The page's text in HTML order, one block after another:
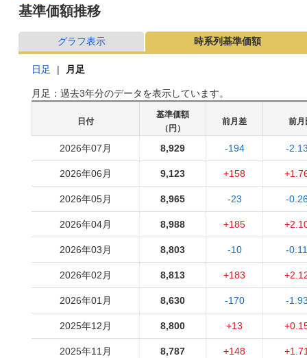
基準価額推移
グラフ表示 時系列基準価額
日足 | 月足
月足：過去3年分のデータを表示しています。
日付
基準価額
（円）
前月差 前月
2026年07月 8,929 -194 -
2026年06月 9,123 +158
2026年05月 8,965 -23 -
2026年04月 8,988 +185
2026年03月 8,803 -10 -
2026年02月 8,813 +183
2026年01月 8,630 -170 -
2025年12月 8,800 +13
2025年11月 8,787 +148